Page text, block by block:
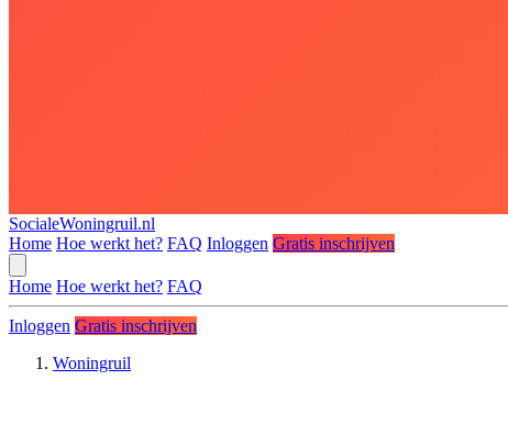
SocialeWoningruil.nl
Home Hoe werkt het? FAQ Inloggen Gratis inschrijven
Home Hoe werkt het? FAQ
Inloggen Gratis inschrijven
Woningruil